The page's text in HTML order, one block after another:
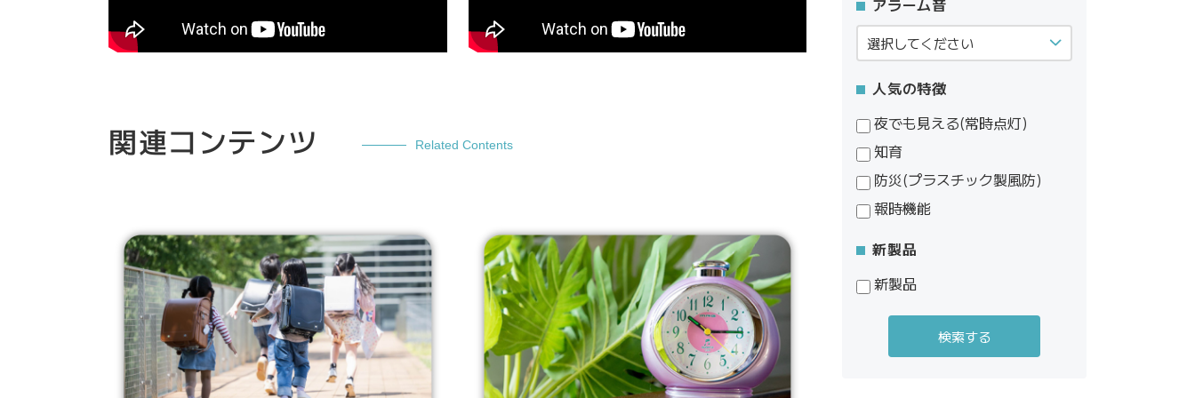
関連コンテンツ Related Contents
アラーム音
人気の特徴
夜でも見える(常時点灯)
知育
防災(プラスチック製風防)
報時機能
新製品
新製品